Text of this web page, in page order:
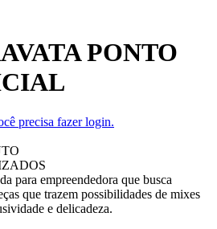
PONTO
precisa fazer login.
para empreendedora que busca
que trazem possibilidades de mixes
e delicadeza.